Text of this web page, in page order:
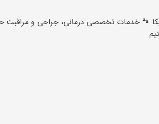
🐾 خدمات تخصصی درمانی، جراحی و مراقبت